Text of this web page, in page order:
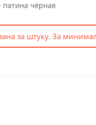
патина чёрная
за штуку. За